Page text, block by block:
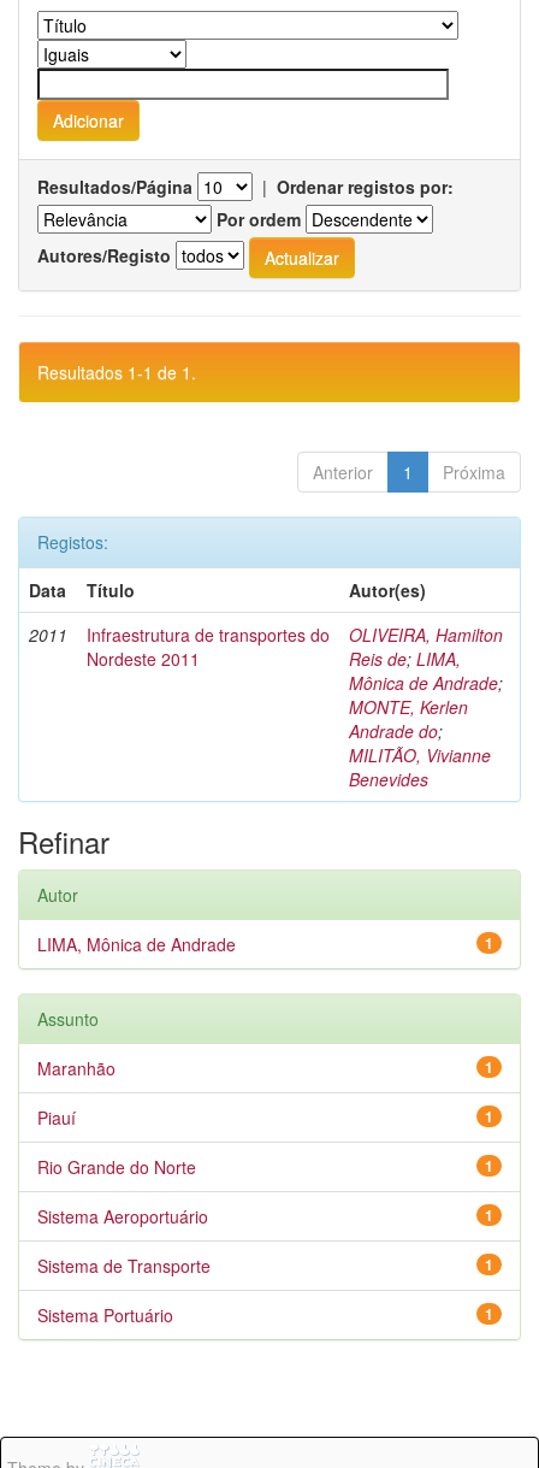
Resultados/Página | Ordenar registos por:
Por ordem
Autores/Registo
Resultados 1-1 de 1.
Anterior 1 Próxima
Registos:
Data
Título
Autor(es)
2011
Infraestrutura de transportes do
Nordeste 2011
OLIVEIRA, Hamilton
Reis de; LIMA,
Mônica de Andrade;
MONTE, Kerlen
Andrade do;
MILITÃO, Vivianne
Benevides
Refinar
Autor
1
LIMA, Mônica de Andrade
Assunto
1
Maranhão
1
Piauí
1
Rio Grande do Norte
1
Sistema Aeroportuário
1
Sistema de Transporte
1
Sistema Portuário